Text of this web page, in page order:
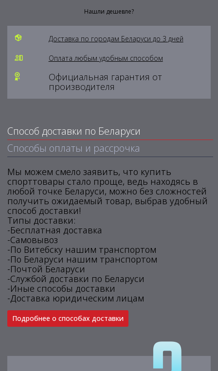
Нашли дешевле?
Доставка по городам Беларуси до 3 дней
Оплата любым удобным способом
Официальная гарантия от
производителя
Способ доставки по Беларуси
Способы оплаты и рассрочка
Мы можем смело заявить, что купить
спорттовары стало проще, ведь находясь в
любой точке Беларуси, можно без сложностей
получить ожидаемый товар, выбрав удобный
способ доставки!
Типы доставки:
-Бесплатная доставка
-Самовывоз
-По Витебску нашим транспортом
-По Беларуси нашим транспортом
-Почтой Беларуси
-Службой доставки по Беларуси
-Иные способы доставки
-Доставка юридическим лицам
Подробнее о способах доставки